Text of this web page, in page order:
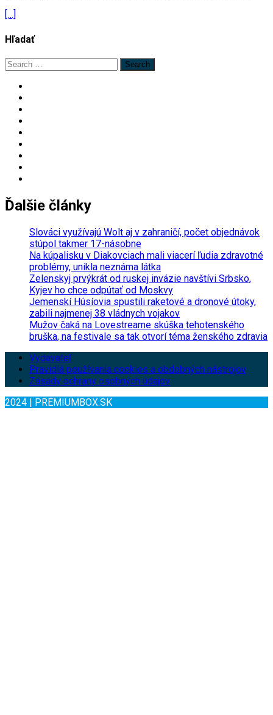
[…]
Hľadať
Search
for:
Ďalšie články
Slováci využívajú Wolt aj v zahraničí, počet objednávok
stúpol takmer 17-násobne
Na kúpalisku v Diakovciach mali viacerí ľudia zdravotné
problémy, unikla neznáma látka
Zelenskyj prvýkrát od ruskej invázie navštívi Srbsko,
Kyjev ho chce odpútať od Moskvy
Jemenskí Húsíovia spustili raketové a dronové útoky,
zabili najmenej 38 vládnych vojakov
Mužov čaká na Lovestreame skúška tehotenského
bruška, na festivale sa tak otvorí téma ženského zdravia
Vydavateľ
Pravidlá používania cookies a obdobných nástrojov
Zásady ochrany osobných údajov
2024 | PREMIUMBOX.SK